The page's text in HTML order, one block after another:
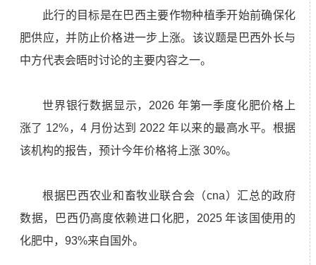
此行的目标是在巴西主要作物种植季开始前确保化
肥供应，并防止价格进一步上涨。该议题是巴西外长与
中方代表会晤时讨论的主要内容之一。
世界银行数据显示，2026 年第一季度化肥价格上
涨了 12%，4 月份达到 2022 年以来的最高水平。根据
该机构的报告，预计今年价格将上涨 30%。
根据巴西农业和畜牧业联合会（cna）汇总的政府
数据，巴西仍高度依赖进口化肥，2025 年该国使用的
化肥中，93%来自国外。